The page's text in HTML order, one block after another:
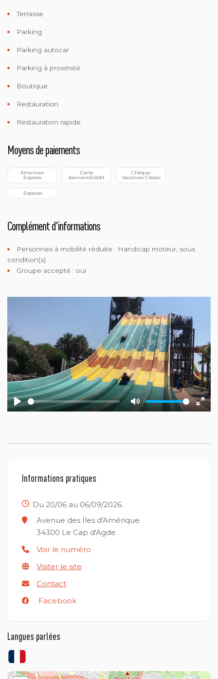
Terrasse
Parking
Parking autocar
Parking à proximité
Boutique
Restauration
Restauration rapide
Moyens de paiements
Express bancaire/crédit Vacances Classic
Espèces
Complément d'informations
Personnes à mobilité réduite : Handicap moteur, sous
condition(s)
Groupe accepté : oui
Play Mute
Enter
Informations pratiques
Du 20/06 au 06/09/2026.
Avenue des Iles d'Amérique
34300 Le Cap d'Agde
Voir le numéro
Visiter le site
Contact
Facebook
Langues parlées